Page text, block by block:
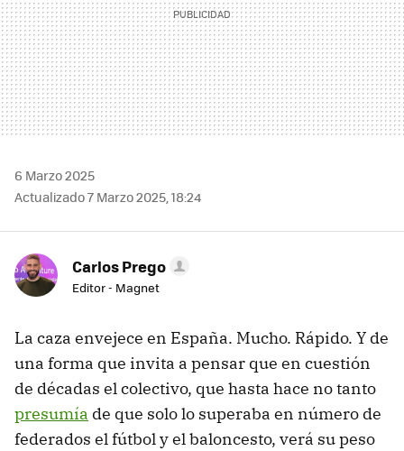
6 Marzo 2025
Actualizado 7 Marzo 2025, 18:24
Carlos Prego
Editor - Magnet
La caza envejece en España. Mucho. Rápido. Y de
una forma que invita a pensar que en cuestión
de décadas el colectivo, que hasta hace no tanto
presumía de que solo lo superaba en número de
federados el fútbol y el baloncesto, verá su peso